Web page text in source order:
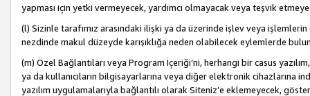
yapması için yetki vermeyecek, yardımcı olmayacak veya teşvik
(l) Sizinle tarafımız arasındaki ilişki ya da üzerinde işlev veya
nezdinde makul düzeyde karışıklığa neden olabilecek eylemlerde
(m) Özel Bağlantıları veya Program İçeriği’ni, herhangi bir casus
ya da kullanıcıların bilgisayarlarına veya diğer elektronik
yazılım uygulamalarıyla bağlantılı olarak Siteniz’e eklemeyecek,